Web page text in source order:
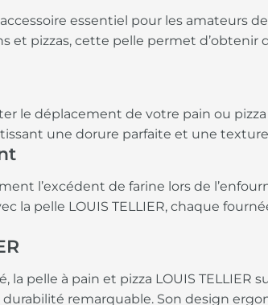
essentiel pour les amateurs
et pizzas, cette pelle permet d’obtenir
le déplacement de votre pain ou
une dorure parfaite et une
l’excédent de farine lors de
la pelle LOUIS TELLIER, chaque
pelle à pain et pizza LOUIS TELLIER
remarquable. Son design